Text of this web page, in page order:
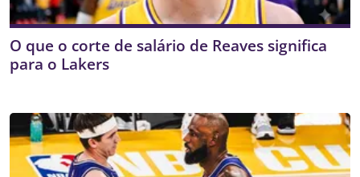
O que o corte de salário de Reaves significa
para o Lakers